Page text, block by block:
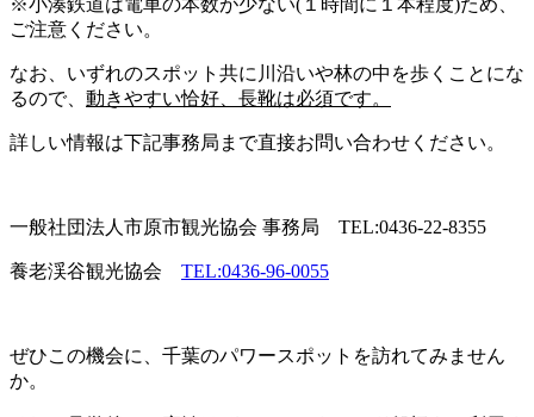
※小湊鉄道は電車の本数が少ない(１時間に１本程度)ため、
ご注意ください。
なお、いずれのスポット共に川沿いや林の中を歩くことにな
るので、 動きやすい恰好、長靴は必須です。
詳しい情報は下記事務局まで直接お問い合わせください。
一般社団法人市原市観光協会 事務局 TEL:0436-22-8355
養老渓谷観光協会 TEL:0436-96-0055
ぜひこの機会に、千葉のパワースポットを訪れてみません
か。